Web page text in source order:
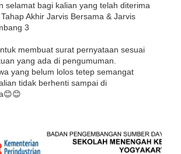
selamat bagi kalian yang telah diterima
Akhir Jarvis Bersama & Jarvis
3
membuat surat pernyataan sesuai
yang ada di pengumuman.
yang belum lolos tetep semangat
tidak berhenti sampai di